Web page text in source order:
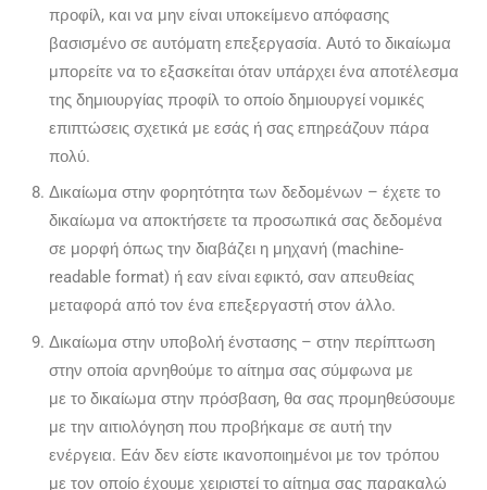
προφίλ, και να μην είναι υποκείμενο απόφασης
βασισμένο σε αυτόματη επεξεργασία. Αυτό το δικαίωμα
μπορείτε να το εξασκείται όταν υπάρχει ένα αποτέλεσμα
της δημιουργίας προφίλ το οποίο δημιουργεί νομικές
επιπτώσεις σχετικά με εσάς ή σας επηρεάζουν πάρα
πολύ.
Δικαίωμα στην φορητότητα των δεδομένων – έχετε το
δικαίωμα να αποκτήσετε τα προσωπικά σας δεδομένα
σε μορφή όπως την διαβάζει η μηχανή (machine-
readable format) ή εαν είναι εφικτό, σαν απευθείας
μεταφορά από τον ένα επεξεργαστή στον άλλο.
Δικαίωμα στην υποβολή ένστασης – στην περίπτωση
στην οποία αρνηθούμε το αίτημα σας σύμφωνα με
με το δικαίωμα στην πρόσβαση, θα σας προμηθεύσουμε
με την αιτιολόγηση που προβήκαμε σε αυτή την
ενέργεια. Εάν δεν είστε ικανοποιημένοι με τον τρόπου
με τον οποίο έχουμε χειριστεί το αίτημα σας παρακαλώ